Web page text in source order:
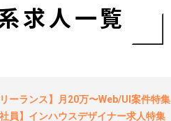
求人一覧
リーランス】月20万〜Web/UI案件特集
社員】インハウスデザイナー求人特集